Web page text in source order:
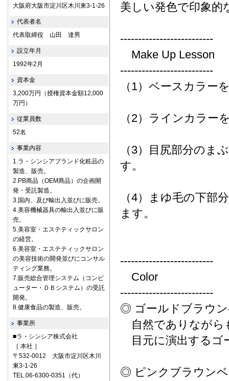
美しい発色で印象的
--------------------------
Make Up Lesson
--------------------------
（1）ベースカラー
（2）ラインカラー
（3）目尻部分のま
す。
（4）まゆ毛の下部
ます。
--------------------------
Color
--------------------------
◎ ゴールドブラウ
自然でありながら
目元に演出するゴ
◎ ピンクブラウン
大阪府大阪市淀川区木川東3-1-26
代表者名
代表取締役 山田 達男
設立年月
1992年2月
資本金
3,200万円（授権資本金額12,000
万円）
従業員数
52名
事業内容
1.ラ・シンシアブランド化粧品の
製造、販売。
2.PB商品（OEM商品）の企画開
発・受託製造。
3.国内、及び輸出入並びに販売。
4.美容機械器具の輸出入並びに販
売。
5.美容室・エステティックサロン
の経営。
6.美容室・エステティックサロン
の美容技術の開発並びにコンサル
ティング業務。
7.販売総合管理システム（コンピ
ューター・ＤＢシステム）の受託
開発。
8.健康食品の製造、販売。
事業所
■ラ・シンシア株式会社
［ 本社 ］
〒532-0012 大阪市淀川区木川
東3-1-26
TEL.06-6300-0351（代）